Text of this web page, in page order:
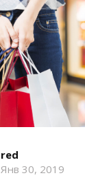
red
Янв 30, 2019